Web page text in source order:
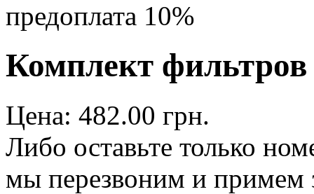
предоплата 10%
Комплект
Цена: 482.00 грн.
Либо оставьте только
мы перезвоним и примем